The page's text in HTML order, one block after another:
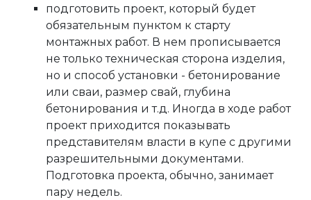
подготовить проект, который будет
обязательным пунктом к старту
монтажных работ. В нем прописывается
не только техническая сторона изделия,
но и способ установки - бетонирование
или сваи, размер свай, глубина
бетонирования и т.д. Иногда в ходе работ
проект приходится показывать
представителям власти в купе с другими
разрешительными документами.
Подготовка проекта, обычно, занимает
пару недель.